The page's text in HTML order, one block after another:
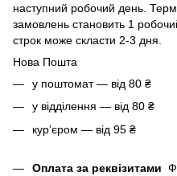
наступний робочий день.
замовлень становить 1
строк може скласти 2-3 дня.
Нова Пошта
у поштомат — від 80 ₴
у відділення — від 80 ₴
курʼєром — від 95 ₴
Оплата за реквізитами